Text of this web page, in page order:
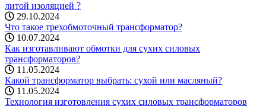
литой изоляцией ?
29.10.2024
Что такое трехобмоточный трансформатор?
10.07.2024
Как изготавливают обмотки для сухих силовых
трансформаторов?
11.05.2024
Какой трансформатор выбрать: cухой или масляный?
11.05.2024
Технология изготовления сухих силовых трансформаторов